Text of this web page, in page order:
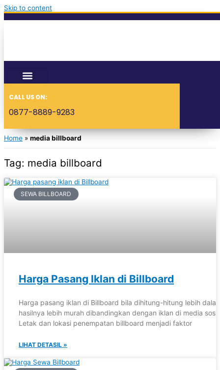
Skip to content
CALL US ON:
0877-8889-9283
Home » media billboard
Tag: media billboard
SEWA BILLBOARD
Harga Pasang Iklan di Billboard
Harga pasang iklan di Billboard bila dihitung-hitung lebih
hasilnya lebih murah dibandingkan dengan iklan di media
Letak dan lokasi penempatan billboard menjadi faktor
LIHAT DETASIL »